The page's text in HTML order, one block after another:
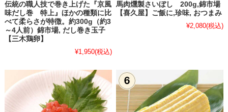
伝統の職人技で巻き上げた『京風
味だし巻 特上』ほかの種類に比
べて柔らさが特徴。約300g（約3
～4人前）錦市場, だし巻き玉子
【三木鶏卵】
¥1,950(税込)
馬肉燻製さいぼし 200g,錦市場
【喜久屋】ご飯に,珍味, おつまみ
¥2,080(税込)